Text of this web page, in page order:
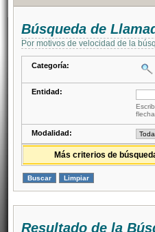
Búsqueda de
Por motivos de velocidad de la
Categoría:
Entidad:
Modalidad:
Más criterios de
Resultado de la